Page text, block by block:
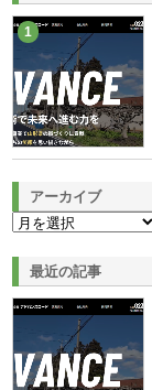
1
アーカイブ
最近の記事